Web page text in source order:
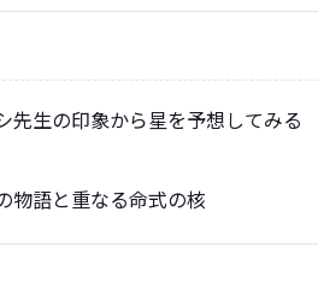
生の印象から星を予想してみる
語と重なる命式の核